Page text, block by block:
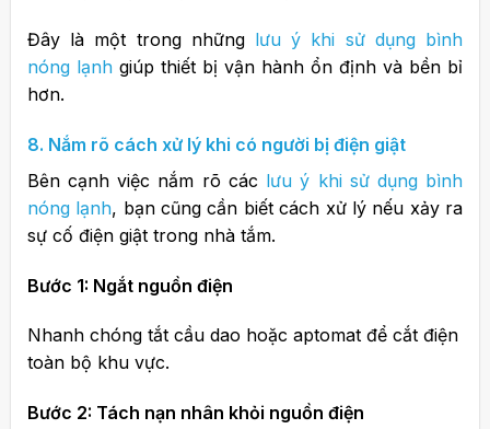
Đây là một trong những lưu ý khi sử dụng bình
nóng lạnhgiúp thiết bị vận hành ổn định và bền bỉ
hơn.
8. Nắm rõ cách xử lý khi có người bị điện giật
Bên cạnh việc nắm rõ các lưu ý khi sử dụng bình
nóng lạnh, bạn cũng cần biết cách xử lý nếu xảy ra
sự cố điện giật trong nhà tắm.
Bước 1: Ngắt nguồn điện
Nhanh chóng tắt cầu dao hoặc aptomat để cắt điện
toàn bộ khu vực.
Bước 2: Tách nạn nhân khỏi nguồn điện